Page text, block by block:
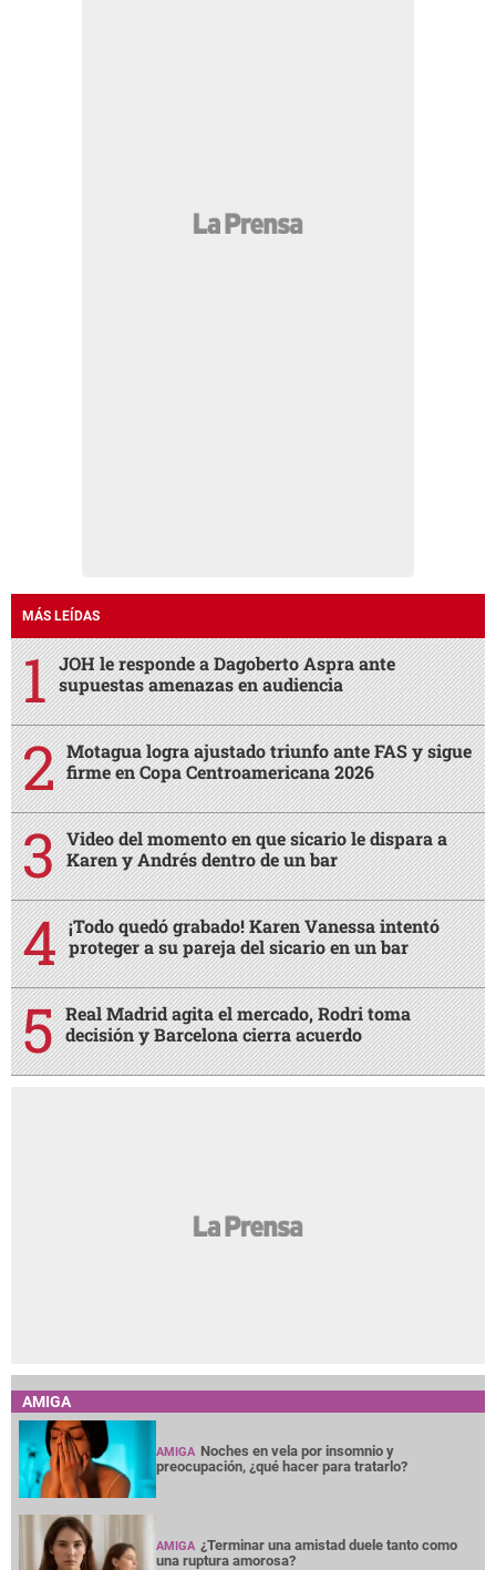
MÁS LEÍDAS
JOH le responde a Dagoberto Aspra ante
supuestas amenazas en audiencia
Motagua logra ajustado triunfo ante FAS y sigue
firme en Copa Centroamericana 2026
Video del momento en que sicario le dispara a
Karen y Andrés dentro de un bar
¡Todo quedó grabado! Karen Vanessa intentó
proteger a su pareja del sicario en un bar
Real Madrid agita el mercado, Rodri toma
decisión y Barcelona cierra acuerdo
AMIGA
AMIGA Noches en vela por insomnio y
preocupación, ¿qué hacer para tratarlo?
AMIGA ¿Terminar una amistad duele tanto como
una ruptura amorosa?